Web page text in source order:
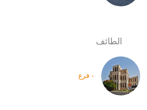
الطائف
- فرع